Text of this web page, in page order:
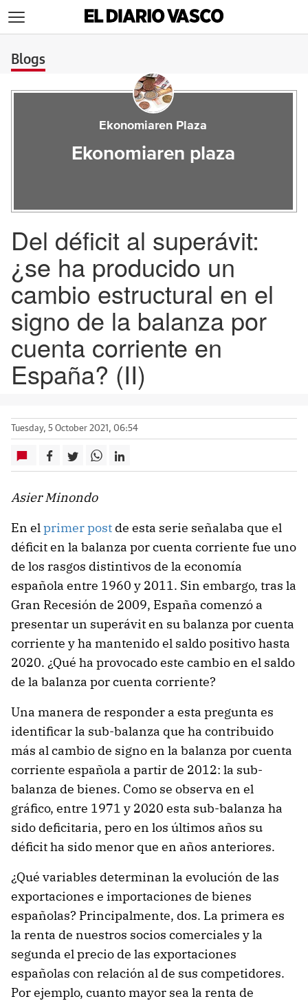
Blogs
Ekonomiaren Plaza
Ekonomiaren plaza
Del déficit al superávit:
¿se ha producido un
cambio estructural en el
signo de la balanza por
cuenta corriente en
España? (II)
Tuesday, 5 October 2021, 06:54
Asier Minondo
En elprimer post de esta serie señalaba que el
déficit en la balanza por cuenta corriente fue uno
de los rasgos distintivos de la economía
española entre 1960 y 2011. Sin embargo, tras la
Gran Recesión de 2009, España comenzó a
presentar un superávit en su balanza por cuenta
corriente y ha mantenido el saldo positivo hasta
2020. ¿Qué ha provocado este cambio en el saldo
de la balanza por cuenta corriente?
Una manera de responder a esta pregunta es
identificar la sub-balanza que ha contribuido
más al cambio de signo en la balanza por cuenta
corriente española a partir de 2012: la sub-
balanza de bienes. Como se observa en el
gráfico, entre 1971 y 2020 esta sub-balanza ha
sido deficitaria, pero en los últimos años su
déficit ha sido menor que en años anteriores.
¿Qué variables determinan la evolución de las
exportaciones e importaciones de bienes
españolas? Principalmente, dos. La primera es
la renta de nuestros socios comerciales y la
segunda el precio de las exportaciones
españolas con relación al de sus competidores.
Por ejemplo, cuanto mayor sea la renta de